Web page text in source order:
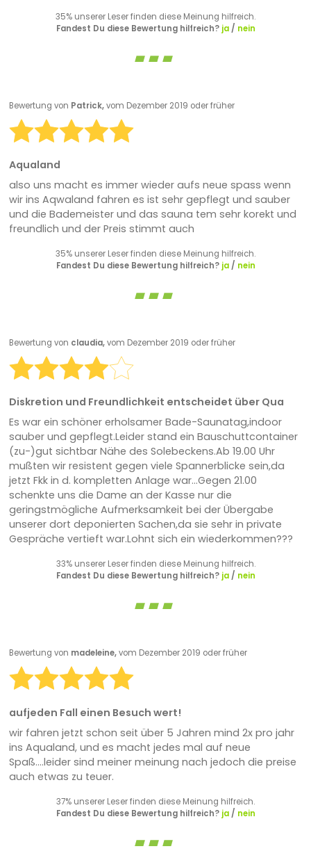
35% unserer Leser finden diese Meinung hilfreich.
Fandest Du diese Bewertung hilfreich? ja/ nein
Bewertung von Patrick,vom Dezember 2019 oder früher
Aqualand
also uns macht es immer wieder aufs neue spass wenn
wir ins Aqwaland fahren es ist sehr gepflegt und sauber
und die Bademeister und das sauna tem sehr korekt und
freundlich und der Preis stimmt auch
35% unserer Leser finden diese Meinung hilfreich.
Fandest Du diese Bewertung hilfreich? ja/ nein
Bewertung von claudia,vom Dezember 2019 oder früher
Diskretion und Freundlichkeit entscheidet über Qua
Es war ein schöner erholsamer Bade-Saunatag,indoor
sauber und gepflegt.Leider stand ein Bauschuttcontainer
(zu-)gut sichtbar Nähe des Solebeckens.Ab 19.00 Uhr
mußten wir resistent gegen viele Spannerblicke sein,da
jetzt Fkk in d. kompletten Anlage war...Gegen 21.00
schenkte uns die Dame an der Kasse nur die
geringstmögliche Aufmerksamkeit bei der Übergabe
unserer dort deponierten Sachen,da sie sehr in private
Gespräche vertieft war.Lohnt sich ein wiederkommen???
33% unserer Leser finden diese Meinung hilfreich.
Fandest Du diese Bewertung hilfreich? ja/ nein
Bewertung von madeleine,vom Dezember 2019 oder früher
aufjeden Fall einen Besuch wert!
wir fahren jetzt schon seit über 5 Jahren mind 2x pro jahr
ins Aqualand, und es macht jedes mal auf neue
Spaß....leider sind meiner meinung nach jedoch die preise
auch etwas zu teuer.
37% unserer Leser finden diese Meinung hilfreich.
Fandest Du diese Bewertung hilfreich? ja/ nein